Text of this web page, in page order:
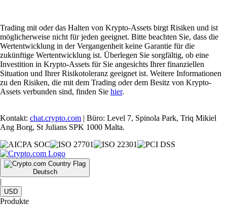
Trading mit oder das Halten von Krypto-Assets birgt Risiken und ist
möglicherweise nicht für jeden geeignet. Bitte beachten Sie, dass die
Wertentwicklung in der Vergangenheit keine Garantie für die
zukünftige Wertentwicklung ist. Überlegen Sie sorgfältig, ob eine
Investition in Krypto-Assets für Sie angesichts Ihrer finanziellen
Situation und Ihrer Risikotoleranz geeignet ist. Weitere Informationen
zu den Risiken, die mit dem Trading oder dem Besitz von Krypto-
Assets verbunden sind, finden Sie hier.
Kontakt: chat.crypto.com | Büro: Level 7, Spinola Park, Triq Mikiel
Ang Borg, St Julians SPK 1000 Malta.
Deutsch
|
USD
Produkte